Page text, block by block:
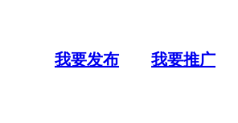
我要发布 我要推广